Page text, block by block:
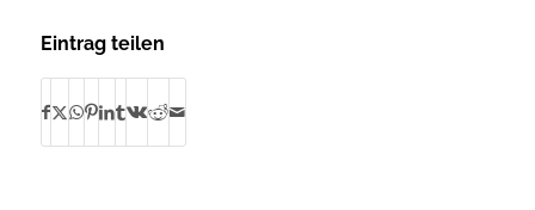
Eintrag teilen